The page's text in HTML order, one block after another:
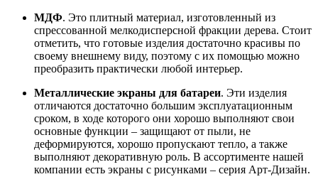
МДФ. Это плитный материал, изготовленный из
спрессованной мелкодисперсной фракции дерева. Стоит
отметить, что готовые изделия достаточно красивы по
своему внешнему виду, поэтому с их помощью можно
преобразить практически любой интерьер.
Металлические экраны для батареи. Эти изделия
отличаются достаточно большим эксплуатационным
сроком, в ходе которого они хорошо выполняют свои
основные функции – защищают от пыли, не
деформируются, хорошо пропускают тепло, а также
выполняют декоративную роль. В ассортименте нашей
компании есть экраны с рисунками – серия Арт-Дизайн.